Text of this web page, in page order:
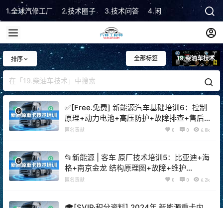
1.全球汽修工厂 2.技术圈子 3.技术问答 4.闲置市场 5.技术顾
排序 全部标签 19.柴油车技术
✅[Free.免费] 新能源汽车基础培训6：控制
原理+动力电池+高压防护+故障排查+售后
维修（150M）
匿名贡献 0 0 6.8k
📂新能源 | 客车 原厂技术培训5：比亚迪+海
格+南京金龙 结构原理图+故障+维护
（500M）
匿名贡献 0 0 6.2k